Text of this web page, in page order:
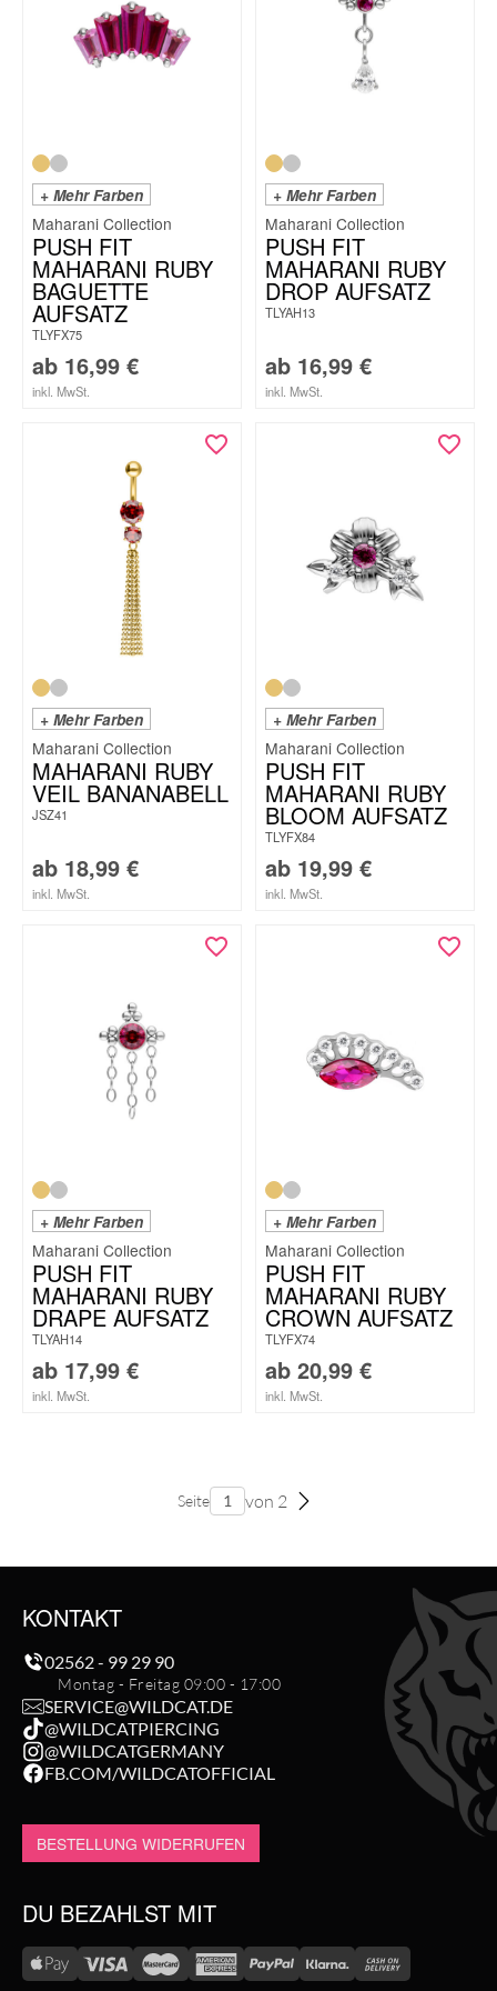
+ Mehr Farben
Maharani Collection
PUSH FIT
MAHARANI RUBY
BAGUETTE
AUFSATZ
TLYFX75
ab 16,99 €
inkl. MwSt.
+ Mehr Farben
Maharani Collection
PUSH FIT
MAHARANI RUBY
DROP AUFSATZ
TLYAH13
ab 16,99 €
inkl. MwSt.
+ Mehr Farben
Maharani Collection
MAHARANI RUBY
VEIL BANANABELL
JSZ41
ab 18,99 €
inkl. MwSt.
+ Mehr Farben
Maharani Collection
PUSH FIT
MAHARANI RUBY
BLOOM AUFSATZ
TLYFX84
ab 19,99 €
inkl. MwSt.
+ Mehr Farben
Maharani Collection
PUSH FIT
MAHARANI RUBY
DRAPE AUFSATZ
TLYAH14
ab 17,99 €
inkl. MwSt.
+ Mehr Farben
Maharani Collection
PUSH FIT
MAHARANI RUBY
CROWN AUFSATZ
TLYFX74
ab 20,99 €
inkl. MwSt.
Seite von 2
KONTAKT
02562 - 99 29 90
Montag - Freitag 09:00 - 17:00
SERVICE@WILDCAT.DE
@WILDCATPIERCING
@WILDCATGERMANY
FB.COM/WILDCATOFFICIAL
BESTELLUNG WIDERRUFEN
DU BEZAHLST MIT